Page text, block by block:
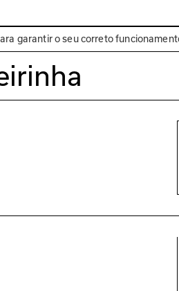
Programa
garantir o seu correto